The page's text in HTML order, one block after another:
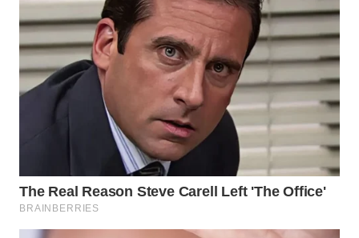
WN
LABUANBAJO
WN
BORNEO
WAHANA
NEWS